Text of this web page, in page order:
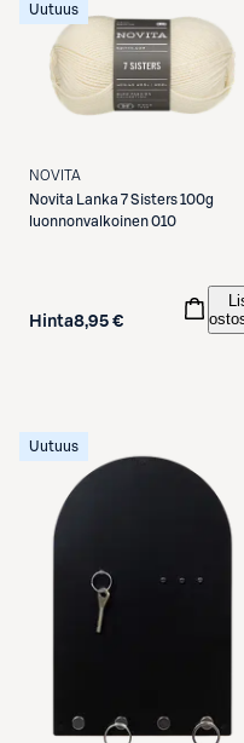
Uutuus
NOVITA
Novita
Lanka 7 Sisters 100g
luonnonvalkoinen 010
Hinta8,95 €
Uutuus